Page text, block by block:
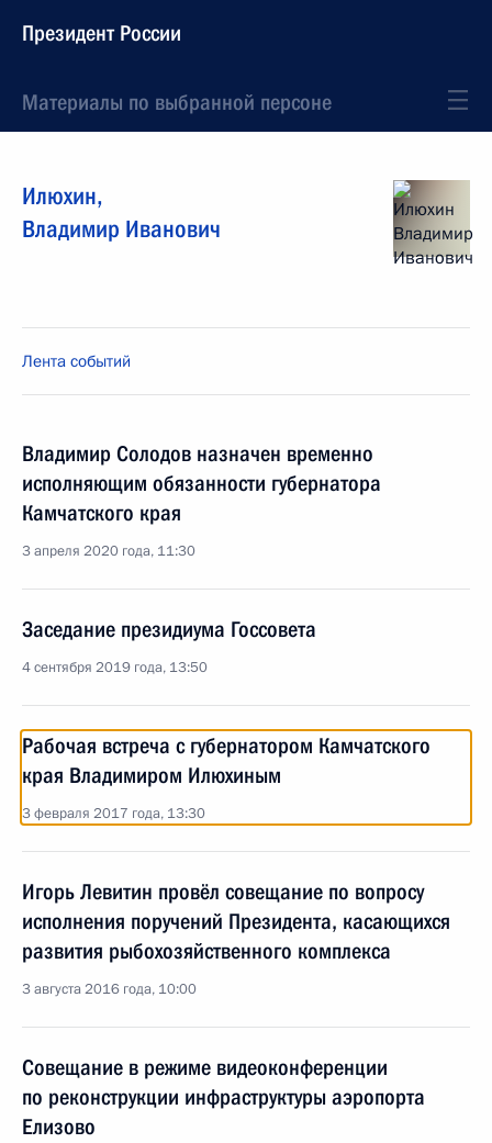
Президент России
Материалы по выбранной персоне
Илюхин,
Владимир Иванович
Лента событий
Владимир Солодов назначен временно
исполняющим обязанности губернатора
Камчатского края
3 апреля 2020 года, 11:30
Заседание президиума Госсовета
4 сентября 2019 года, 13:50
Рабочая встреча с губернатором Камчатского
края Владимиром Илюхиным
3 февраля 2017 года, 13:30
Игорь Левитин провёл совещание по вопросу
исполнения поручений Президента, касающихся
развития рыбохозяйственного комплекса
3 августа 2016 года, 10:00
Совещание в режиме видеоконференции
по реконструкции инфраструктуры аэропорта
Елизово